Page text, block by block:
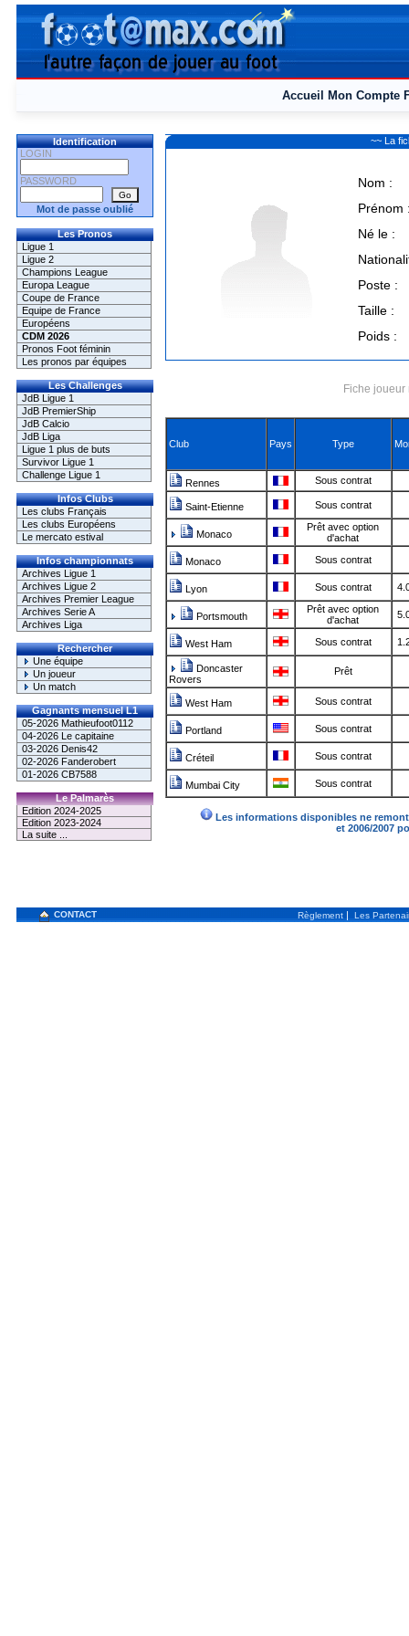
Accueil Mon Compte
Identification
LOGIN
PASSWORD
Mot de passe oublié
Les Pronos
Ligue 1
Ligue 2
Champions League
Europa League
Coupe de France
Equipe de France
Européens
CDM 2026
Pronos Foot féminin
Les pronos par équipes
Les Challenges
JdB Ligue 1
JdB PremierShip
JdB Calcio
JdB Liga
Ligue 1 plus de buts
Survivor Ligue 1
Challenge Ligue 1
Infos Clubs
Les clubs Français
Les clubs Européens
Le mercato estival
Infos championnats
Archives Ligue 1
Archives Ligue 2
Archives Premier League
Archives Serie A
Archives Liga
Rechercher
Une équipe
Un joueur
Un match
Gagnants mensuel L1
05-2026 Mathieufoot0112
04-2026 Le capitaine
03-2026 Denis42
02-2026 Fanderobert
01-2026 CB7588
Le Palmarès
Edition 2024-2025
Edition 2023-2024
La suite ...
~~ La
Nom :
Prénom
Né le :
Poste :
Taille :
Poids :
Fiche
Club Pays Type
Rennes Sous contrat
Saint-Etienne Sous contrat
Monaco
Prêt avec option
d'achat
Monaco Sous contrat
Lyon Sous contrat
Portsmouth
Prêt avec option
d'achat
West Ham Sous contrat
Doncaster
Rovers
Prêt
West Ham Sous contrat
Portland Sous contrat
Créteil Sous contrat
Mumbai City Sous contrat
Les informations disponibles ne
et 2006/2007
CONTACT Règlement | Les